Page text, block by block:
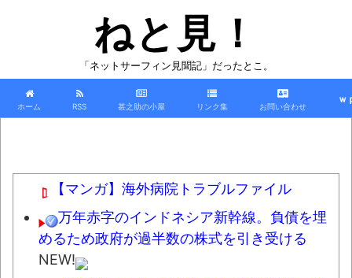
ねと見！
「ネットサーフィン見聞記」だったとこ。
ホーム RSS 甚之助の小屋 リンク集 お問い合わせ
ｗ
【マンガ】海外病院トラブルファイル
万年赤字のインドネシア新幹線。負債を埋
めるため政府が過半数の株式を引き受ける
NEW!